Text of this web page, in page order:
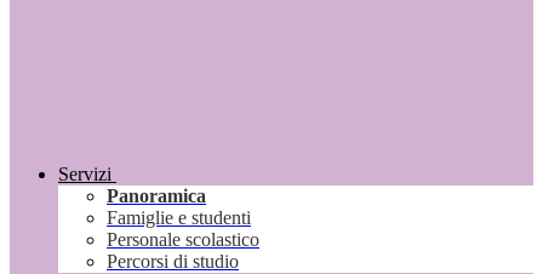
Servizi
Panoramica
Famiglie e studenti
Personale scolastico
Percorsi di studio